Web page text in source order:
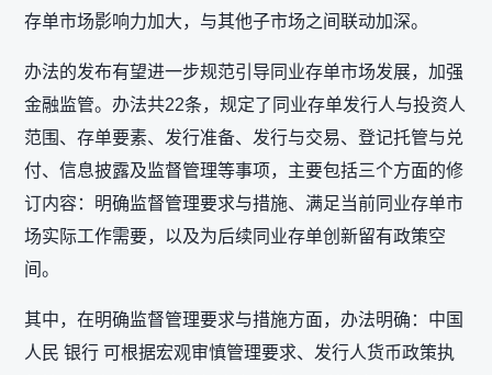
存单市场影响力加大，与其他子市场之间联动加深。
办法的发布有望进一步规范引导同业存单市场发展，加强
金融监管。办法共22条，规定了同业存单发行人与投资人
范围、存单要素、发行准备、发行与交易、登记托管与兑
付、信息披露及监督管理等事项，主要包括三个方面的修
订内容：明确监督管理要求与措施、满足当前同业存单市
场实际工作需要，以及为后续同业存单创新留有政策空
间。
其中，在明确监督管理要求与措施方面，办法明确：中国
人民 银行 可根据宏观审慎管理要求、发行人货币政策执